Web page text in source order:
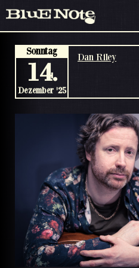
Dan Riley
Sonntag
14.
Dezember '25